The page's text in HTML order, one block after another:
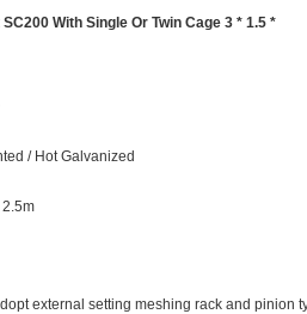
With Single Or Twin Cage 3 * 1.5 *
/ Hot Galvanized
external setting meshing rack and pinion